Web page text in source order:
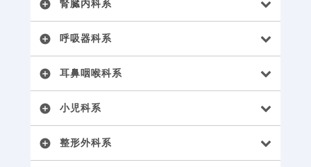
add_circle 腎臓内科系
add_circle 呼吸器科系
add_circle 耳鼻咽喉科系
add_circle 小児科系
add_circle 整形外科系